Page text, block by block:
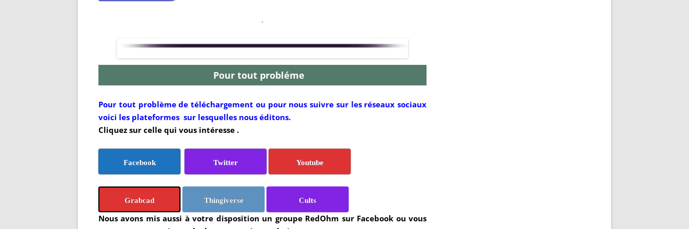
.
Pour tout probléme
Pour tout problème de téléchargement ou pour nous suivre sur les réseaux sociaux
voici les plateformes sur lesquelles nous éditons.
Cliquez sur celle qui vous intéresse .
Facebook Twitter Youtube
Grabcad Thingiverse Cults
Nous avons mis aussi à votre disposition un groupe RedOhm sur Facebook ou vous